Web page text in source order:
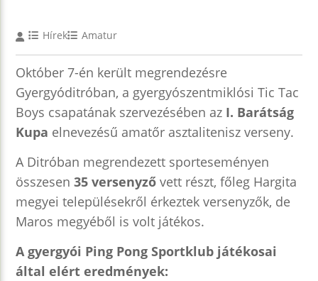
Hírek Amatur
Október 7-én került megrendezésre
Gyergyóditróban, a gyergyószentmiklósi Tic Tac
Boys csapatának szervezésében az I. Barátság
Kupa elnevezésű amatőr asztalitenisz verseny.
A Ditróban megrendezett sporteseményen
összesen 35 versenyző vett részt, főleg Hargita
megyei településekről érkeztek versenyzők, de
Maros megyéből is volt játékos.
A gyergyói Ping Pong Sportklub játékosai
által elért eredmények: